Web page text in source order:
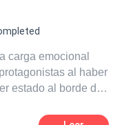
carga emocional
al haber
estado al borde de
ahora serán